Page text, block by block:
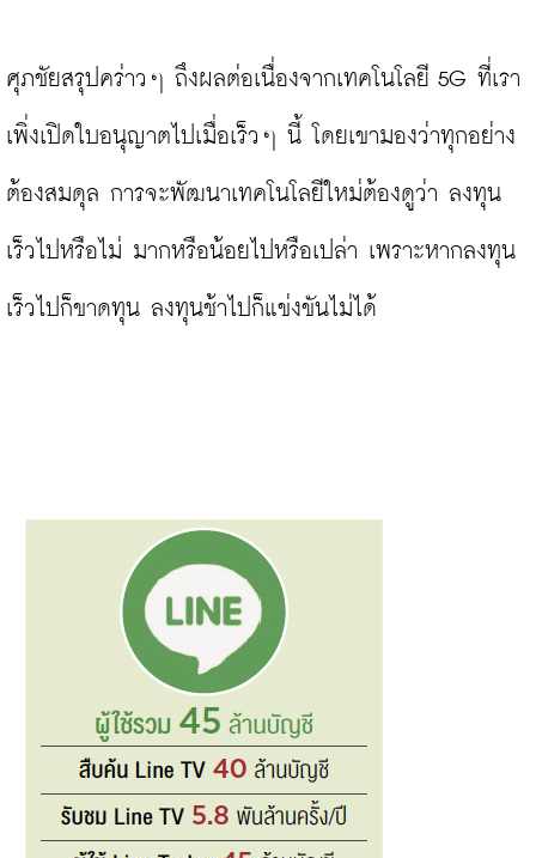
ศุภชัยสรุปคร่าวๆ ถึงผลต่อเนื่องจากเทคโนโลยี 5G ที่เรา
เพิ่งเปิดใบอนุญาตไปเมื่อเร็วๆ นี้ โดยเขามองว่าทุกอย่าง
ต้องสมดุล การจะพัฒนาเทคโนโลยีใหม่ต้องดูว่า ลงทุน
เร็วไปหรือไม่ มากหรือน้อยไปหรือเปล่า เพราะหากลงทุน
เร็วไปก็ขาดทุน ลงทุนช้าไปก็แข่งขันไม่ได้